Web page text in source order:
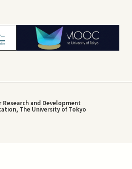
and Development
The University of Tokyo